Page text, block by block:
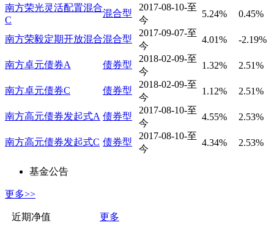
南方荣光灵活配置混合
C
混合型
2017-08-10-至
今
5.24% 0.45%
南方荣毅定期开放混合混合型
2017-09-07-至
今
4.01% -2.19%
南方卓元债券A 债券型
2018-02-09-至
今
1.32% 2.51%
南方卓元债券C 债券型
2018-02-09-至
今
1.12% 2.51%
南方高元债券发起式A 债券型
2017-08-10-至
今
4.55% 2.53%
南方高元债券发起式C 债券型
2017-08-10-至
今
4.34% 2.53%
基金公告
更多>>
近期净值 更多